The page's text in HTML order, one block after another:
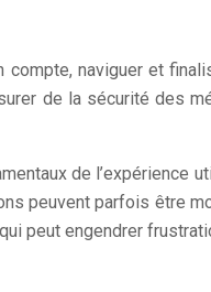
naviguer et
de la sécurité des
de l’expérience
peuvent parfois être
peut engendrer